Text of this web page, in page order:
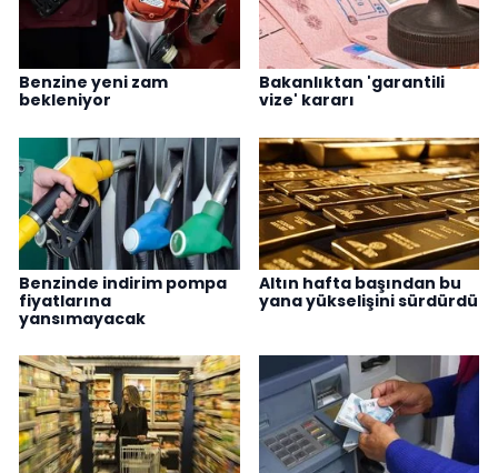
Benzine yeni zam
bekleniyor
Bakanlıktan 'garantili
vize' kararı
Benzinde indirim pompa
fiyatlarına
yansımayacak
Altın hafta başından bu
yana yükselişini sürdürdü